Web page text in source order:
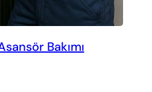
Bakımı